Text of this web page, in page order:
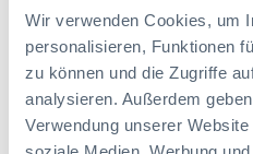
Wir verwenden Cookies, um
personalisieren, Funktionen
zu können und die Zugriffe
analysieren. Außerdem
Verwendung unserer
Marke:
Modell: